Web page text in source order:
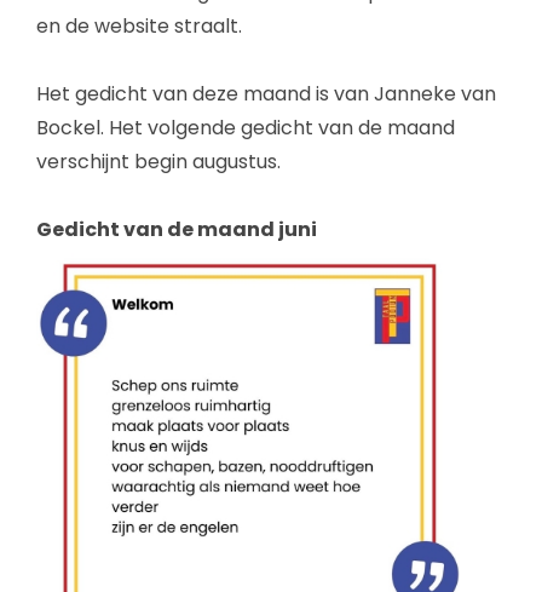
en de website straalt.
Het gedicht van deze maand is van Janneke van
Bockel. Het volgende gedicht van de maand
verschijnt begin augustus.
Gedicht van de maand juni